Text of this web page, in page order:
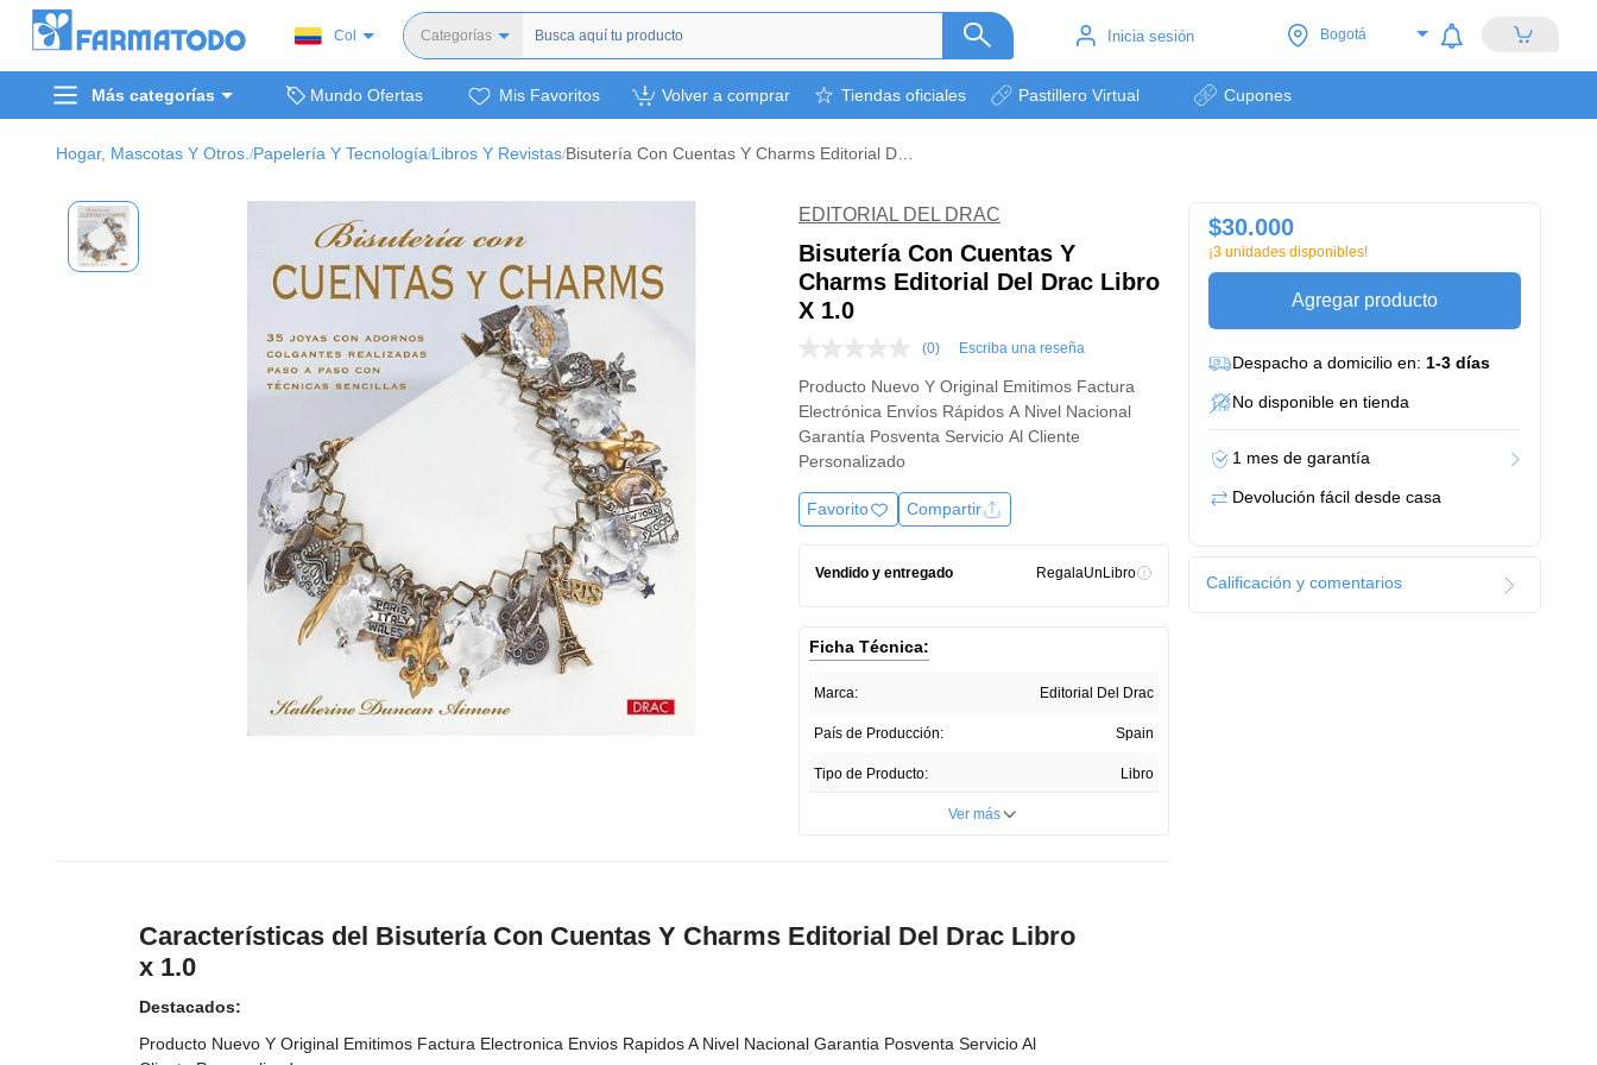
Col
Categorías
Dermocosmética
Cuidado personal
Alimentos y bebidas
Hogar, mascotas y otros.
Bienestar y nutrición deportiva
Inicia sesión Bogotá
Más categorías Mundo Ofertas Mis Favoritos Volver a comprar Tiendas oficiales Pastillero Virtual Cupones
Hogar, Mascotas Y Otros. /Papelería Y Tecnología/Libros Y Revistas/
EDITORIAL DEL DRAC
Bisutería Con Cuentas Y
Charms Editorial Del Drac Libro
X 1.0
puntuación
Enlace
en
la
misma
página.
(0) Escriba una reseña
Producto Nuevo Y Original Emitimos Factura
Electrónica Envíos Rápidos A Nivel Nacional
Garantía Posventa Servicio Al Cliente
Personalizado
Favorito Compartir
Vendido y entregado RegalaUnLibro
Ficha Técnica:
Marca: Editorial Del Drac
País de Producción: Spain
Tipo de Producto: Libro
Unidades por paquete:Ver más
Características del Bisutería Con Cuentas Y Charms Editorial Del Drac Libro
x 1.0
Destacados:
Producto Nuevo Y Original Emitimos Factura Electronica Envios Rapidos A Nivel Nacional Garantia Posventa Servicio Al
$30.000
¡3 unidades disponibles!
Agregar producto
Despacho a domicilio en: 1-3 días
No disponible en tienda
1 mes de garantía
Devolución fácil desde casa
Calificación y comentarios